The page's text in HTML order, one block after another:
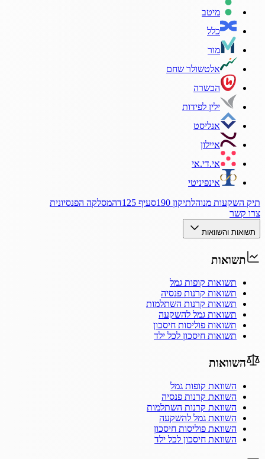
מיטב
כלל
מור
אלטשולר שחם
הכשרה
ילין לפידות
אנליסט
איילון
אי.די.אי
אינפיניטי
תיק השקעות מנוהלתיקון 190 סעיף 125ד
המסלקה הפנסיונית
צרו קשר
תשואות והשוואות
תשואות
תשואות קופות גמל
תשואות קרנות פנסיה
תשואות קרנות השתלמות
תשואות גמל להשקעה
תשואות פוליסות חיסכון
תשואות חיסכון לכל ילד
השוואות
השוואת קופות גמל
השוואת קרנות פנסיה
השוואת קרנות השתלמות
השוואת גמל להשקעה
השוואת פוליסות חיסכון
השוואת חיסכון לכל ילד